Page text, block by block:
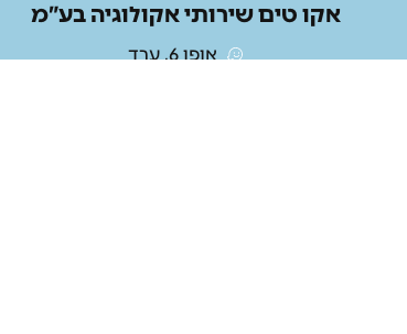
אקו טים שירותי אקולוגיה בע”מ
אופן 6, ערד